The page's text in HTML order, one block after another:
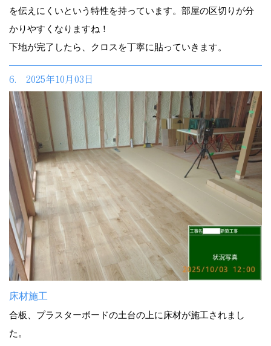
を伝えにくいという特性を持っています。部屋の区切りが分
かりやすくなりますね！
下地が完了したら、クロスを丁寧に貼っていきます。
6. 2025年10月03日
床材施工
合板、プラスターボードの土台の上に床材が施工されまし
た。